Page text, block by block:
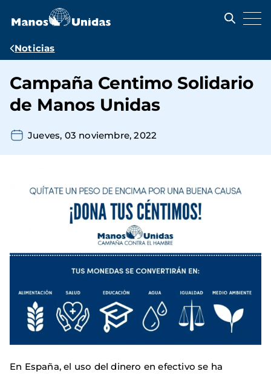
contenido
Ruta
navegación
Noticias
Campaña Centimo Solidario
de Manos Unidas
Jueves, 03 noviembre, 2022
En España, el uso del dinero en efectivo se ha